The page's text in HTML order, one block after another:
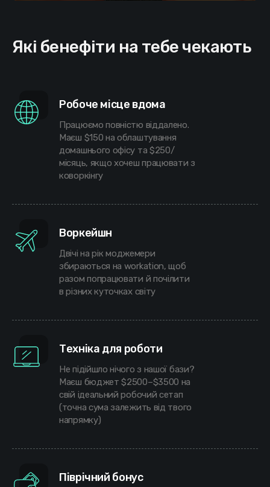
Які бенефіти на тебе чекають
Робоче місце вдома
Працюємо повністю віддалено.
Маєш $150 на облаштування
домашнього офісу та $250/
місяць, якщо хочеш працювати з
коворкінгу
Воркейшн
Двічі на рік моджемери
збираються на workation, щоб
разом попрацювати й почілити
в різних куточках світу
Техніка для роботи
Не підійшло нічого з нашої бази?
Маєш бюджет $2500–$3500 на
свій ідеальний робочий сетап
(точна сума залежить від твого
напрямку)
Піврічний бонус